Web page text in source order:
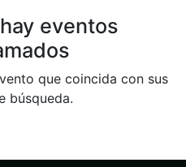
eventos
que coincida con sus
búsqueda.